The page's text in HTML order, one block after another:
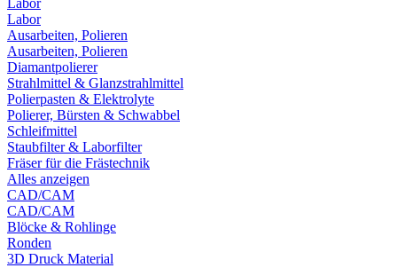
Labor
Labor
Ausarbeiten, Polieren
Ausarbeiten, Polieren
Diamantpolierer
Strahlmittel & Glanzstrahlmittel
Polierpasten & Elektrolyte
Polierer, Bürsten & Schwabbel
Schleifmittel
Staubfilter & Laborfilter
Fräser für die Frästechnik
Alles anzeigen
CAD/CAM
CAD/CAM
Blöcke & Rohlinge
Ronden
3D Druck Material